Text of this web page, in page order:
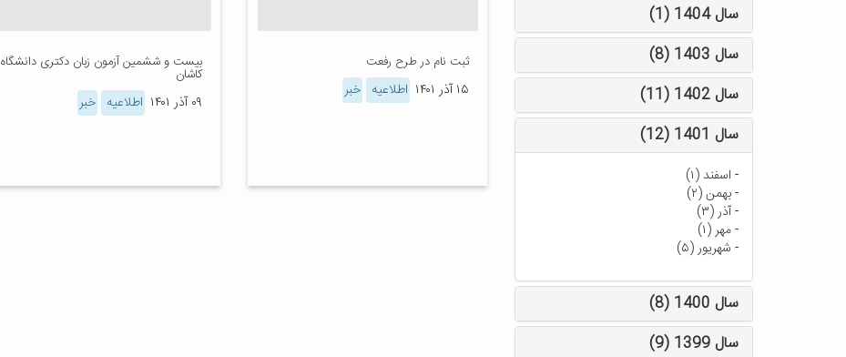
ثبت نام در طرح رفعت
۱۵ آذر ۱۴۰۱ اطلاعیه خبر
بیست و ششمین آزمون زبان دکتری دانشگاه
کاشان
۰۹ آذر ۱۴۰۱ اطلاعیه خبر
سال 1404 (1)
سال 1403 (8)
سال 1402 (11)
سال 1401 (12)
- اسفند (۱)
-بهمن (۲)
-آذر (۳)
-مهر (۱)
- شهریور (۵)
سال 1400 (8)
سال 1399 (9)